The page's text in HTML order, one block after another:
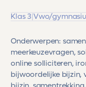
Klas 3|Vwo/
Onderwerpen:
meerkeuzevragen,
online solliciteren,
bijwoordelijke bijzin,